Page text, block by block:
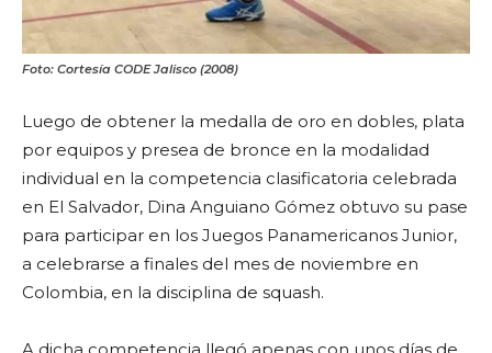
Foto: Cortesía CODE Jalisco (2008)
Luego de obtener la medalla de oro en dobles, plata
por equipos y presea de bronce en la modalidad
individual en la competencia clasificatoria celebrada
en El Salvador, Dina Anguiano Gómez obtuvo su pase
para participar en los Juegos Panamericanos Junior,
a celebrarse a finales del mes de noviembre en
Colombia, en la disciplina de squash.